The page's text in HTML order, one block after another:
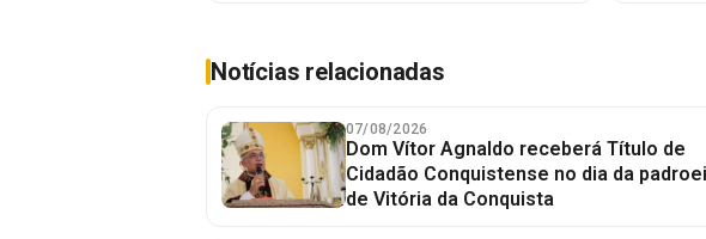
Notícias relacionadas
07/08/2026
Dom Vítor Agnaldo receberá Título de
Cidadão Conquistense no dia da
de Vitória da Conquista